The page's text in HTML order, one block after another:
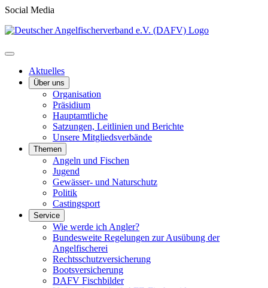
Social Media
Aktuelles
Über uns
Organisation
Präsidium
Hauptamtliche
Satzungen, Leitlinien und Berichte
Unsere Mitgliedsverbände
Themen
Angeln und Fischen
Jugend
Gewässer- und Naturschutz
Politik
Castingsport
Service
Wie werde ich Angler?
Bundesweite Regelungen zur Ausübung der
Angelfischerei
Rechtsschutzversicherung
Bootsversicherung
DAFV Fischbilder